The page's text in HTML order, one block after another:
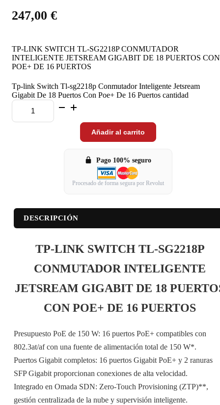
247,00 €
TP-LINK SWITCH TL-SG2218P CONMUTADOR
INTELIGENTE JETSREAM GIGABIT DE 18 PUERTOS CON
POE+ DE 16 PUERTOS
Tp-link Switch Tl-sg2218p Conmutador Inteligente Jetsream
Gigabit De 18 Puertos Con Poe+ De 16 Puertos cantidad
Añadir al carrito
Pago 100% seguro
Procesado de forma segura por Revolut
DESCRIPCIÓN
TP-LINK SWITCH TL-SG2218P
CONMUTADOR INTELIGENTE
JETSREAM GIGABIT DE 18
CON POE+ DE 16 PUERTOS
Presupuesto PoE de 150 W: 16 puertos PoE+ compatibles con
802.3at/af con una fuente de alimentación total de 150 W*.
Puertos Gigabit completos: 16 puertos Gigabit PoE+ y 2 ranuras
SFP Gigabit proporcionan conexiones de alta velocidad.
Integrado en Omada SDN: Zero-Touch Provisioning (ZTP)**,
gestión centralizada de la nube y supervisión inteligente.